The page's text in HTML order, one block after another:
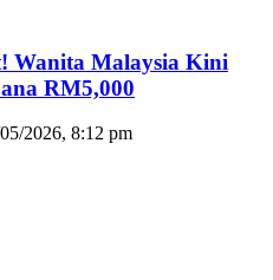
Wanita Malaysia Kini
RM5,000
2026, 8:12 pm